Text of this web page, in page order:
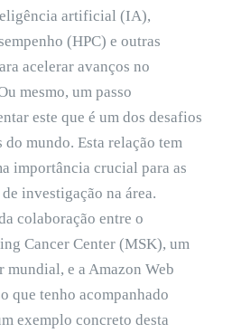
artificial (IA),
(HPC) e outras
acelerar avanços no
mesmo, um passo
este que é um dos desafios
do mundo. Esta relação tem
importância crucial para as
investigação na área.
colaboração entre o
Cancer Center (MSK), um
e a Amazon Web
que tenho acompanhado
exemplo concreto desta